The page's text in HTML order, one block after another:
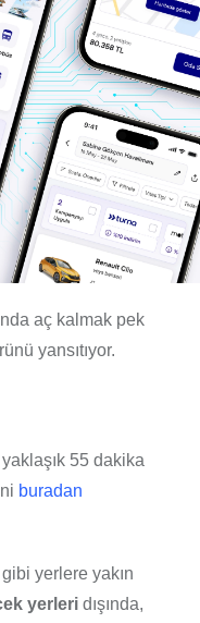
aç kalmak pek
yansıtıyor.
yaklaşık 55 dakika
buradan
gibi yerlere yakın
yerleri dışında,